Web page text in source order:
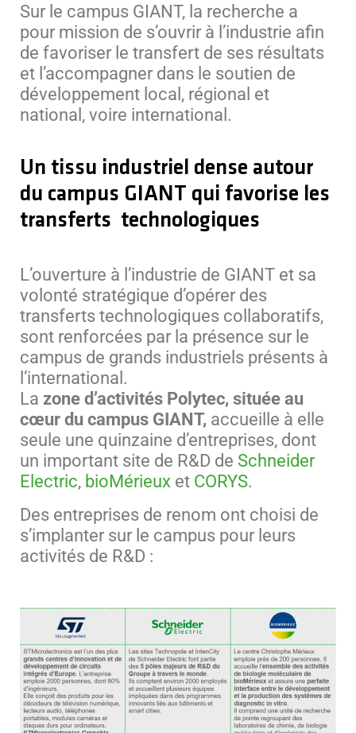
Sur le campus GIANT, la recherche a
pour mission de s’ouvrir à l’industrie afin
de favoriser le transfert de ses résultats
et l’accompagner dans le soutien de
développement local, régional et
national, voire international.
Un tissu industriel dense autour
du campus GIANT qui favorise les
transferts technologiques
L’ouverture à l’industrie de GIANT et sa
volonté stratégique d’opérer des
transferts technologiques collaboratifs,
sont renforcées par la présence sur le
campus de grands industriels présents à
l’international.
La zone d’activités Polytec, située au
cœur du campus GIANT, accueille à elle
seule une quinzaine d’entreprises, dont
un important site de R&D de Schneider
Electric, bioMérieux et CORYS.
Des entreprises de renom ont choisi de
s’implanter sur le campus pour leurs
activités de R&D :